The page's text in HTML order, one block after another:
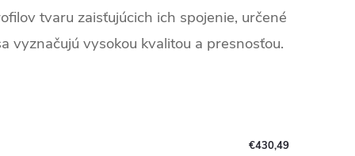
tvaru zaisťujúcich ich spojenie, určené
vyznačujú vysokou kvalitou a presnosťou.
€430,49